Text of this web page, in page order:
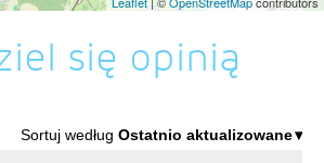
się opinią